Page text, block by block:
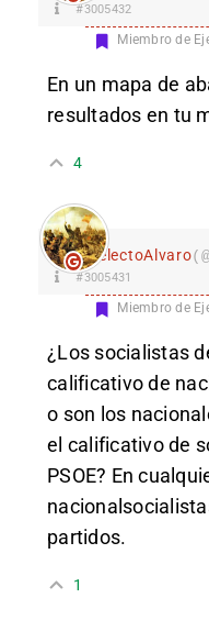
#3005432
Miembro de
En un mapa de
resultados en tu
4
electoAlvaro
#3005431
Miembro de
¿Los socialistas
calificativo de
o son los
el calificativo de
PSOE? En
partidos.
1